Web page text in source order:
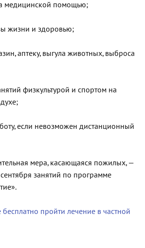
медицинской помощью;
жизни и здоровью;
аптеку, выгула животных, выброса
физкультурой и спортом на
если невозможен дистанционный
мера, касающаяся пожилых, —
занятий по программе
пройти лечение в частной